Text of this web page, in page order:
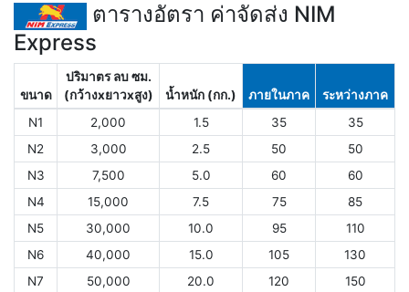
ตารางอัตรา ค่าจัดส่ง NIM
Express
ขนาด
ปริมาตร ลบ ซม.
(กว้างxยาวxสูง)
น้ำหนัก (กก.) ภายในภาค
ระหว่างภาค
N1
2,000 1.5 35
35
N2
3,000 2.5 50
50
N3
7,500 5.0 60
60
N4
15,000 7.5 75
85
N5
30,000 10.0 95
110
N6
40,000 15.0 105
130
N7
50,000 20.0 120
150